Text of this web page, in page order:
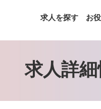
求人を探す お
求人詳